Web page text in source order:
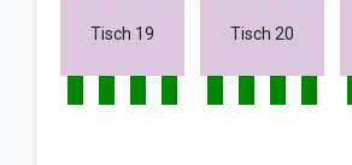
Tisch 19 Tisch 20